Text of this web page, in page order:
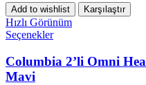
Add to wishlist Karşılaştır
Hızlı Görünüm
Seçenekler
Columbia 2’li Omni
Mavi